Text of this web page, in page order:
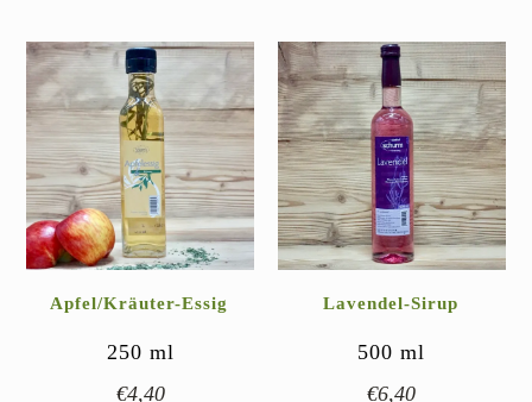
Apfel/Kräuter-Essig
250 ml
€4,40
Lavendel-Sirup
500ml
€6,40